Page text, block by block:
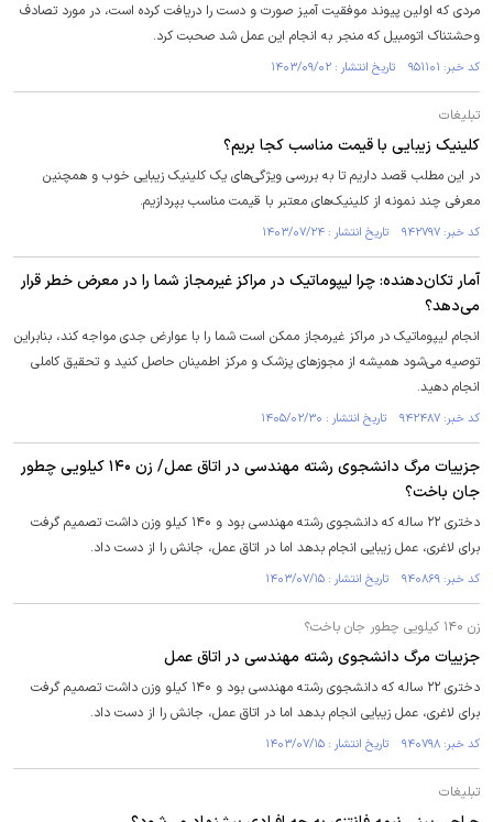
مردی که اولین پیوند موفقیت آمیز صورت و دست را دریافت کرده است، در مورد تصادف
وحشتناک اتومبیل که منجر به انجام این عمل شد صحبت کرد.
کد خبر: ۹۵۱۱۰۱ تاریخ انتشار : ۱۴۰۳/۰۹/۰۲
تبلیغات
کلینیک زیبایی با قیمت مناسب کجا بریم؟
در این مطلب قصد داریم تا به بررسی ویژگی‌های یک کلینیک زیبایی خوب و همچنین
معرفی چند نمونه از کلینیک‌های معتبر با قیمت مناسب بپردازیم.
کد خبر: ۹۴۲۷۹۷ تاریخ انتشار : ۱۴۰۳/۰۷/۲۴
آمار تکان‌دهنده: چرا لیپوماتیک در مراکز غیرمجاز شما را در معرض خطر قرار
می‌دهد؟
انجام لیپوماتیک در مراکز غیرمجاز ممکن است شما را با عوارض جدی مواجه کند، بنابراین
توصیه می‌شود همیشه از مجوز‌های پزشک و مرکز اطمینان حاصل کنید و تحقیق کاملی
انجام دهید.
کد خبر: ۹۴۲۴۸۷ تاریخ انتشار : ۱۴۰۵/۰۲/۳۰
جزییات مرگ دانشجوی رشته مهندسی در اتاق عمل/ زن ۱۴۰ کیلویی چطور
جان باخت؟
دختری ۲۲ ساله که دانشجوی رشته مهندسی بود و ۱۴۰ کیلو وزن داشت تصمیم گرفت
برای لاغری، ‌عمل زیبایی انجام بدهد اما در اتاق عمل، جانش را از دست داد.
کد خبر: ۹۴۰۸۶۹ تاریخ انتشار : ۱۴۰۳/۰۷/۱۵
زن ۱۴۰ کیلویی چطور جان باخت؟
جزییات مرگ دانشجوی رشته مهندسی در اتاق عمل
دختری ۲۲ ساله که دانشجوی رشته مهندسی بود و ۱۴۰ کیلو وزن داشت تصمیم گرفت
برای لاغری، ‌عمل زیبایی انجام بدهد اما در اتاق عمل، جانش را از دست داد.
کد خبر: ۹۴۰۷۹۸ تاریخ انتشار : ۱۴۰۳/۰۷/۱۵
تبلیغات